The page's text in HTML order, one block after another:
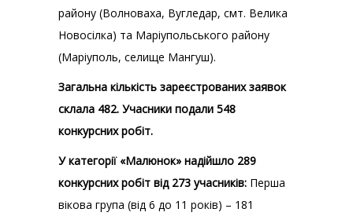
району (Волноваха, Вугледар, смт. Велика
Новосілка) та Маріупольського району
(Маріуполь, селище Мангуш).
Загальна кількість зареєстрованих заявок
склала 482. Учасники подали 548
конкурсних робіт.
У категорії «Малюнок» надійшло 289
конкурсних робіт від 273 учасників: Перша
вікова група (від 6 до 11 років) – 181